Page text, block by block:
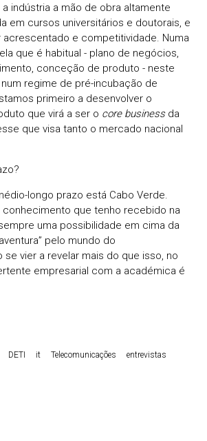
indústria a mão de obra altamente
em cursos universitários e doutorais, e
acrescentado e competitividade. Numa
que é habitual - plano de negócios,
conceção de produto - neste
regime de pré-incubação de
primeiro a desenvolver o
que virá a ser o core businessda
que visa tanto o mercado nacional
longo prazo está Cabo Verde.
conhecimento que tenho recebido na
uma possibilidade em cima da
pelo mundo do
vier a revelar mais do que isso, no
empresarial com a académica é
DETI it Telecomunicações entrevistas